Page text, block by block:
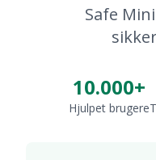
Safe
10.000+
Hjulpet brugere